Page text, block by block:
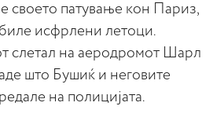
своето патување кон Париз,
исфрлени летоци.
слетал на аеродромот Шарл
што Бушиќ и неговите
на полицијата.